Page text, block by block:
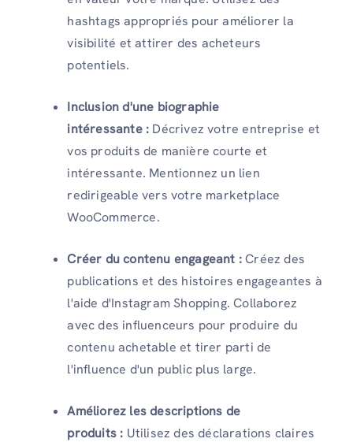
hashtags appropriés pour améliorer la
visibilité et attirer des acheteurs
potentiels.
Inclusion d'une biographie
intéressante : Décrivez votre entreprise et
vos produits de manière courte et
intéressante. Mentionnez un lien
redirigeable vers votre marketplace
WooCommerce.
Créer du contenu engageant :Créez des
publications et des histoires engageantes à
l'aide d'Instagram Shopping. Collaborez
avec des influenceurs pour produire du
contenu achetable et tirer parti de
l'influence d'un public plus large.
Améliorez les descriptions de
produits : Utilisez des déclarations claires